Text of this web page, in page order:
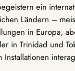
ein
Ländern –
in Europa,
in Trinidad und
Installationen